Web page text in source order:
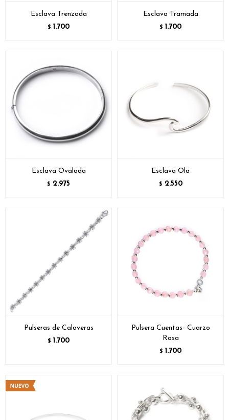
Esclava Trenzada
$ 1.700
Esclava Tramada
$ 1.700
Esclava Ovalada
$ 2.975
Esclava Ola
$ 2.550
Pulseras de Calaveras
$ 1.700
Pulsera Cuentas- Cuarzo
Rosa
$ 1.700